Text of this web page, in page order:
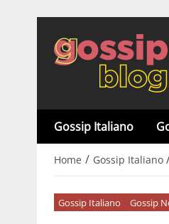
Gossip Italiano
Home / Gossip Italiano
Gossip Italiano Gossip